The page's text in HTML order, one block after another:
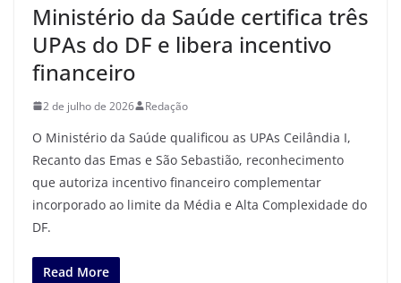
Ministério da Saúde certifica três
UPAs do DF e libera incentivo
financeiro
2 de julho de 2026 Redação
O Ministério da Saúde qualificou as UPAs Ceilândia I,
Recanto das Emas e São Sebastião, reconhecimento
que autoriza incentivo financeiro complementar
incorporado ao limite da Média e Alta Complexidade do
DF.
Read More